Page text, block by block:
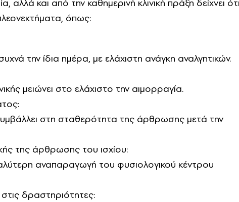
αλλά και από την καθημερινή κλινική πράξη δείχνει
όπως:
την ίδια ημέρα, με ελάχιστη ανάγκη αναλγητικών.
μειώνει στο ελάχιστο την αιμορραγία.
στη σταθερότητα της άρθρωσης μετά την
της άρθρωσης του ισχίου:
αναπαραγωγή του φυσιολογικού κέντρου
δραστηριότητες: